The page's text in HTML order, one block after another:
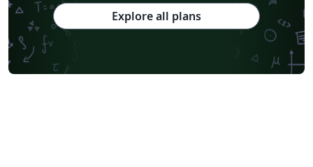
Explore all plans